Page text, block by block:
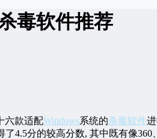
毒软件推荐
六款适配Windows系统的杀毒软件
4.5分的较高分数, 其中既有像